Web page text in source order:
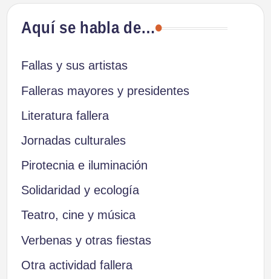
Aquí se habla de…
Fallas y sus artistas
Falleras mayores y presidentes
Literatura fallera
Jornadas culturales
Pirotecnia e iluminación
Solidaridad y ecología
Teatro, cine y música
Verbenas y otras fiestas
Otra actividad fallera